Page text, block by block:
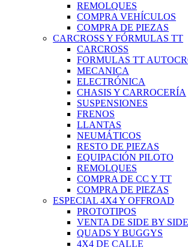
REMOLQUES
COMPRA VEHÍCULOS
COMPRA DE PIEZAS
CARCROSS Y FÓRMULAS TT
CARCROSS
FORMULAS TT
MECANICA
ELECTRÓNICA
CHASIS Y CARROCERÍA
SUSPENSIONES
FRENOS
LLANTAS
NEUMÁTICOS
RESTO DE PIEZAS
EQUIPACIÓN PILOTO
REMOLQUES
COMPRA DE CC Y TT
COMPRA DE PIEZAS
ESPECIAL 4X4 Y OFFROAD
PROTOTIPOS
VENTA DE SIDE BY SIDE
QUADS Y BUGGYS
4X4 DE CALLE